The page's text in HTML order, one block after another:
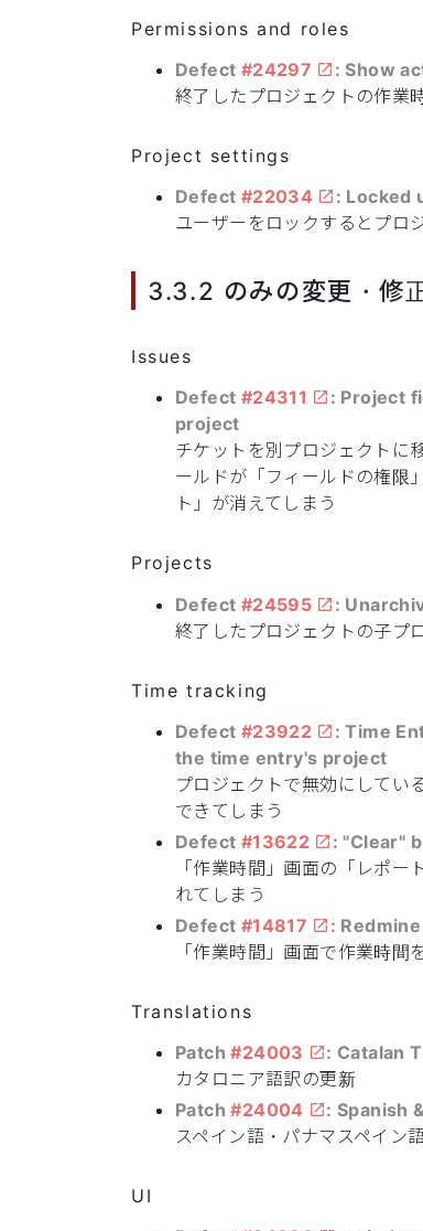
Permissions and roles
Defect #24297
: Show
終了したプロジェクトの作業
Project settings
Defect #22034
: Locked
ユーザーをロックするとプロ
3.3.2 のみの変更・修
Issues
Defect #24311
: Project
project
チケットを別プロジェクトに
ールドが「フィールドの権限
ト」が消えてしまう
Projects
Defect #24595
:
終了したプロジェクトの子プ
Time tracking
Defect #23922
: Time
the time entry's project
プロジェクトで無効にしてい
できてしまう
Defect #13622
: "Clear"
「作業時間」画面の「レポ
れてしまう
Defect #14817
:
「作業時間」画面で作業時
Translations
Patch#24003
: Catalan
カタロニア語訳の更新
Patch#24004
: Spanish
スペイン語・パナマスペイン
UI